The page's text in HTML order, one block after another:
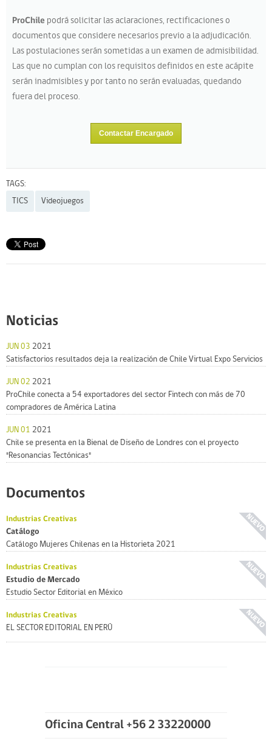
ProChile podrá solicitar las aclaraciones, rectificaciones o
documentos que considere necesarios previo a la adjudicación.
Las postulaciones serán sometidas a un examen de admisibilidad.
Las que no cumplan con los requisitos definidos en este acápite
serán inadmisibles y por tanto no serán evaluadas, quedando
fuera del proceso.
Contactar Encargado
TAGS:
TICS
Videojuegos
Noticias
JUN 03 2021
Satisfactorios resultados deja la realización de Chile Virtual Expo Servicios
JUN 02 2021
ProChile conecta a 54 exportadores del sector Fintech con más de 70
compradores de América Latina
JUN 01 2021
Chile se presenta en la Bienal de Diseño de Londres con el proyecto
"Resonancias Tectónicas"
Documentos
Industrias Creativas
Catálogo
Catálogo Mujeres Chilenas en la Historieta 2021
Industrias Creativas
Estudio de Mercado
Estudio Sector Editorial en México
Industrias Creativas
EL SECTOR EDITORIAL EN PERÚ
Oficina Central +56 2 33220000